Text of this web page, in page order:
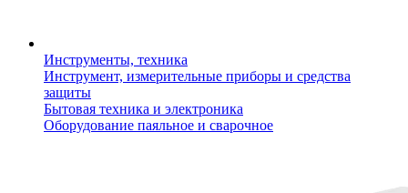
Инструменты, техника
Инструмент, измерительные приборы и средства
защиты
Бытовая техника и электроника
Оборудование паяльное и сварочное